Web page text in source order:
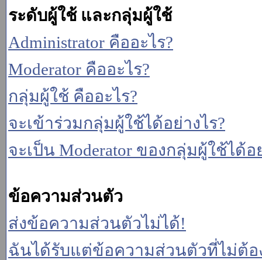
ระดับผู้ใช้ และกลุ่มผู้ใช้
Administrator คืออะไร?
Moderator คืออะไร?
กลุ่มผู้ใช้ คืออะไร?
จะเข้าร่วมกลุ่มผู้ใช้ได้อย่างไร?
จะเป็น Moderator ของกลุ่มผู้ใช้ได้อ
ข้อความส่วนตัว
ส่งข้อความส่วนตัวไม่ได้!
ฉันได้รับแต่ข้อความส่วนตัวที่ไม่ต้อ